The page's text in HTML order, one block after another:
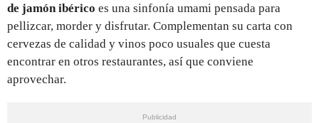
de jamón ibérico es una sinfonía umami pensada para
pellizcar, morder y disfrutar. Complementan su carta con
cervezas de calidad y vinos poco usuales que cuesta
encontrar en otros restaurantes, así que conviene
aprovechar.